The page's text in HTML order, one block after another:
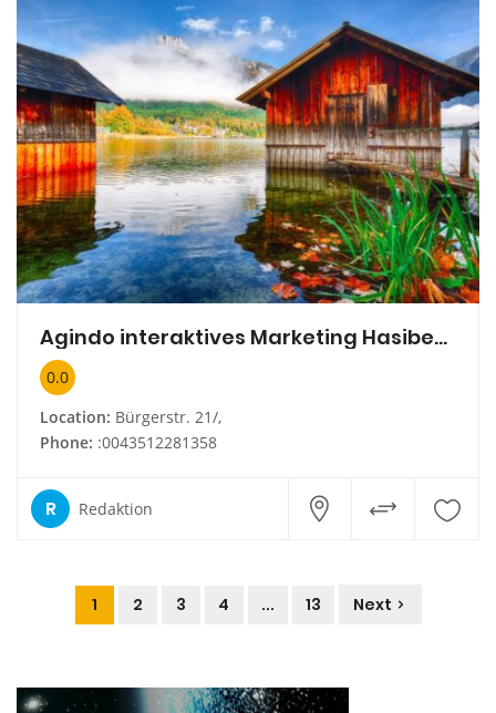
Agindo interaktives Marketing Hasibeder und Pultar GbR
0.0
Location: Bürgerstr. 21/,
Phone: :0043512281358
R Redaktion
1 2 3 4 ... 13 Next